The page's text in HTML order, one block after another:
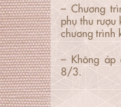
– Chương
phụ thu rượu
chương trình
– Không
8/3.